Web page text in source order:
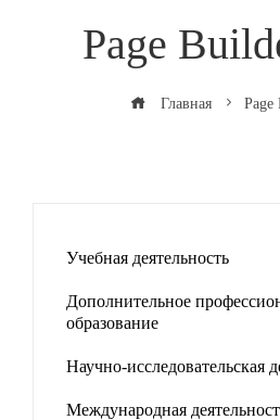
Page
Главная Page
Учебная деятельность
Дополнительное
образование
Научно-исследовательская
Международная